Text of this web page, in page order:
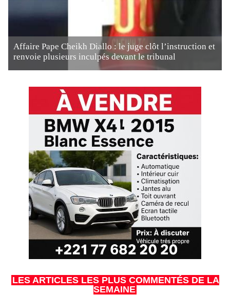
Affaire Pape Cheikh Diallo : le juge clôt l’instruction et
renvoie plusieurs inculpés devant le tribunal
LES ARTICLES LES PLUS COMMENTÉS DE LA
SEMAINE